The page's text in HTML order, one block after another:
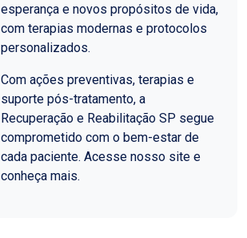
esperança e novos propósitos de vida,
com terapias modernas e protocolos
personalizados.
Com ações preventivas, terapias e
suporte pós-tratamento, a
Recuperação e Reabilitação SP segue
comprometido com o bem-estar de
cada paciente. Acesse nosso site e
conheça mais.